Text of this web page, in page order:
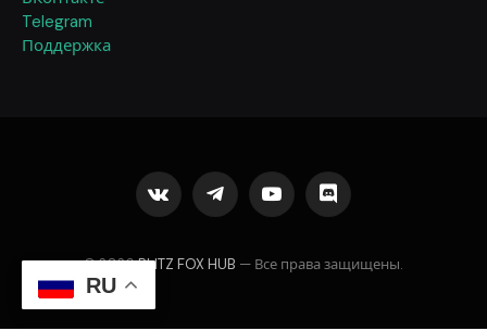
Telegram
Поддержка
VKontakteTelegramYouTubeDiscord
© 2026BLITZ FOX HUB — Все права защищены.
RU